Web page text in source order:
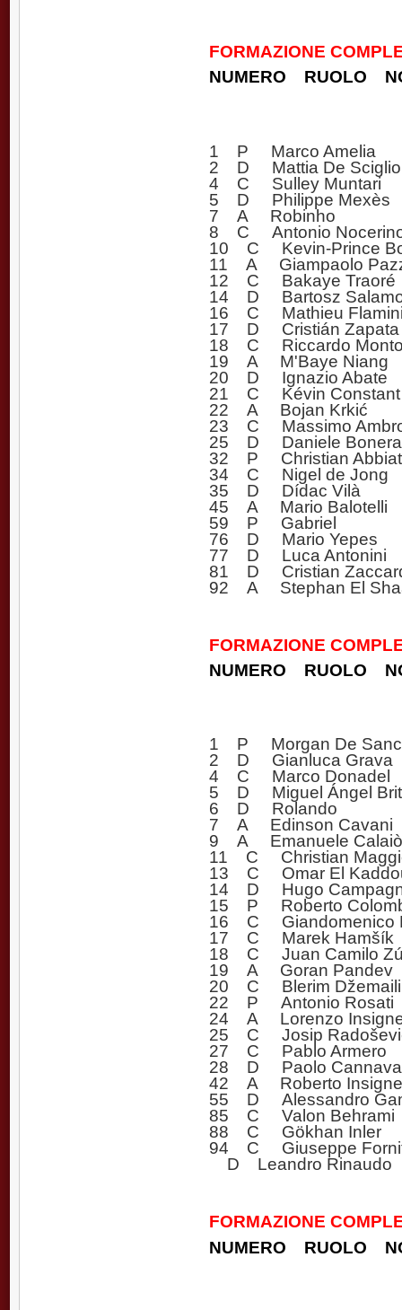
FORMAZIONE
NUMERO RUOLO
1 P Marco Amelia
2 D Mattia De Sciglio
4 C Sulley Muntari
5 D Philippe Mexès
7 A Robinho
8 C Antonio
10 C Kevin-Prince
11 A Giampaolo
12 C Bakaye Traoré
14 D Bartosz
16 C Mathieu
17 D Cristián Zapata
18 C Riccardo
19 A M'Baye Niang
20 D Ignazio Abate
21 C Kévin Constant
22 A Bojan Krkić
23 C Massimo
25 D Daniele Bonera
32 P Christian Abbiati
34 C Nigel de Jong
35 D Dídac Vilà
45 A Mario Balotelli
59 P Gabriel
76 D Mario Yepes
77 D Luca Antonini
81 D Cristian
92 A Stephan El
FORMAZIONE
NUMERO RUOLO
1 P Morgan De
2 D Gianluca Grava
4 C Marco Donadel
5 D Miguel Ángel
6 D Rolando
7 A Edinson Cavani
9 A Emanuele Calaiò
11 C Christian
13 C Omar El
14 D Hugo
15 P Roberto
16 C Giandomenico
17 C Marek Hamšík
18 C Juan Camilo
19 A Goran Pandev
20 C Blerim Džemaili
22 P Antonio Rosati
24 A Lorenzo
25 C Josip
27 C Pablo Armero
28 D Paolo
42 A Roberto Insigne
55 D Alessandro
85 C Valon Behrami
88 C Gökhan Inler
94 C Giuseppe
D Leandro Rinaudo
FORMAZIONE
NUMERO RUOLO